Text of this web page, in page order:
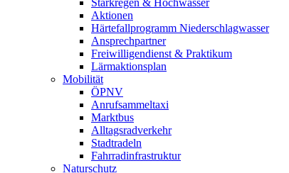
Starkregen & Hochwasser
Aktionen
Härtefallprogramm Niederschlagwasser
Ansprechpartner
Freiwilligendienst & Praktikum
Lärmaktionsplan
Mobilität
ÖPNV
Anrufsammeltaxi
Marktbus
Alltagsradverkehr
Stadtradeln
Fahrradinfrastruktur
Naturschutz